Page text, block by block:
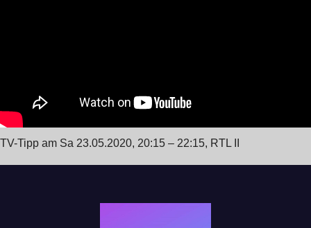
TV-Tipp am Sa 23.05.2020, 20:15 – 22:15, RTL II